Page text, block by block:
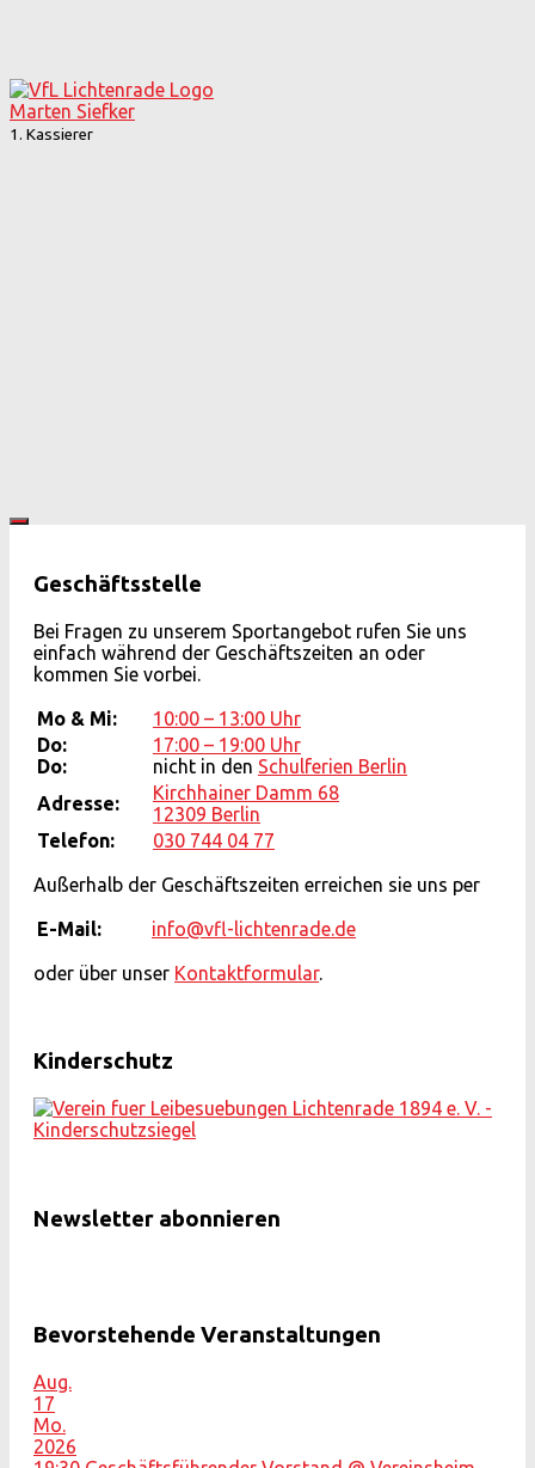
Marten Siefker
1. Kassierer
Geschäftsstelle
Bei Fragen zu unserem Sportangebot rufen Sie uns
einfach während der Geschäftszeiten an oder
kommen Sie vorbei.
Mo & Mi:
10:00 – 13:00 Uhr
Do:
Do:
17:00 – 19:00 Uhr
nicht in den Schulferien Berlin
Adresse:
Kirchhainer Damm 68
12309 Berlin
Telefon:
030 744 04 77
Außerhalb der Geschäftszeiten erreichen sie uns per
E-Mail: info@vfl-lichtenrade.de
oder über unser Kontaktformular.
Kinderschutz
Newsletter abonnieren
Bevorstehende Veranstaltungen
Aug.
17
Mo.
2026